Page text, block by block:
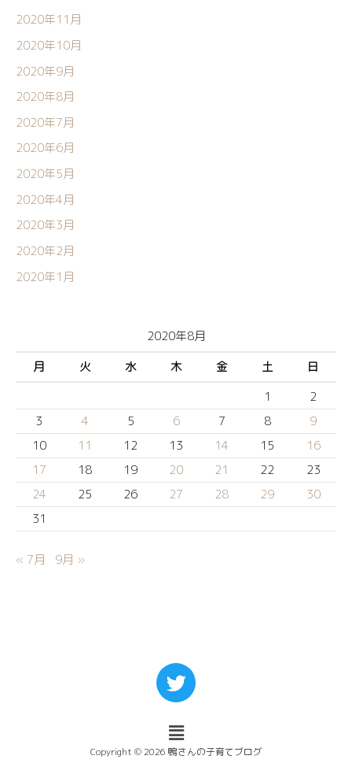
2020年11月
2020年10月
2020年9月
2020年8月
2020年7月
2020年6月
2020年5月
2020年4月
2020年3月
2020年2月
2020年1月
2020年8月
月
火 水 木 金 土
日
1
2
3
4 5 6 7 8
9
10
11 12 13 14 15
16
17
18 19 20 21 22
23
24
25 26 27 28 29
30
31
« 7月 9月 »
Copyright © 2026 鴨さんの子育てブログ